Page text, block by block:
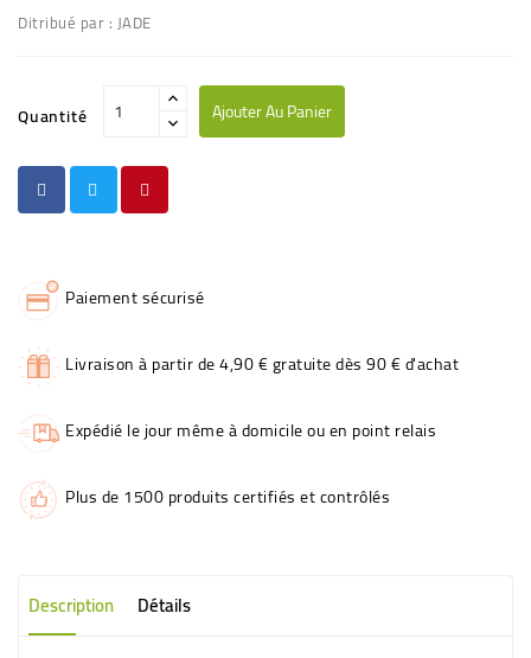
Ditribué par : JADE
Quantité Ajouter Au Panier
Paiement sécurisé
Livraison à partir de 4,90 € gratuite dès 90 € d'achat
Expédié le jour même à domicile ou en point relais
Plus de 1500 produits certifiés et contrôlés
Description Détails